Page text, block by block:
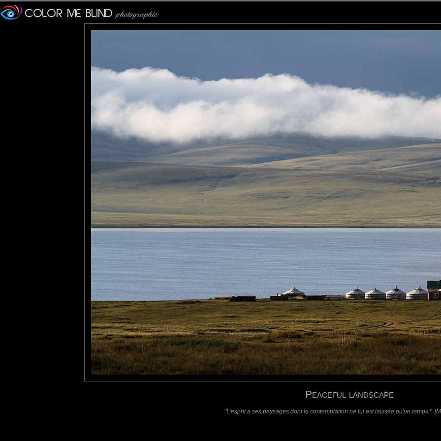
Peaceful landscape
"L'esprit a ses paysages dont la contemplation ne lui est laissée qu'un temps."
Photo prise en Mongolie dont les paysages sont toujours d'une pureté incroyable.
Laisser un commentaire
Nom(requis)
E-mail (requis - ne sera pas affiché)
Site Web